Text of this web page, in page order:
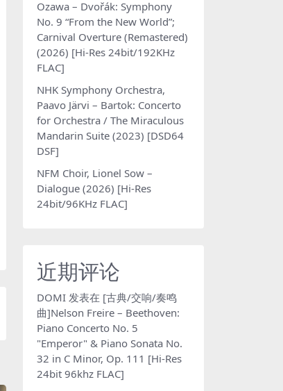
Ozawa – Dvořák: Symphony
No. 9 “From the New World”;
Carnival Overture (Remastered)
(2026) [Hi-Res 24bit/192KHz
FLAC]
NHK Symphony Orchestra,
Paavo Järvi – Bartok: Concerto
for Orchestra / The Miraculous
Mandarin Suite (2023) [DSD64
DSF]
NFM Choir, Lionel Sow –
Dialogue (2026) [Hi-Res
24bit/96KHz FLAC]
近期评论
DOMI 发表在 [古典/交响/奏鸣
曲]Nelson Freire – Beethoven:
Piano Concerto No. 5
"Emperor" & Piano Sonata No.
32 in C Minor, Op. 111 [Hi-Res
24bit 96khz FLAC]